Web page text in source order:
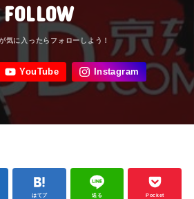
FOLLOW
はてブ 送る Pocket